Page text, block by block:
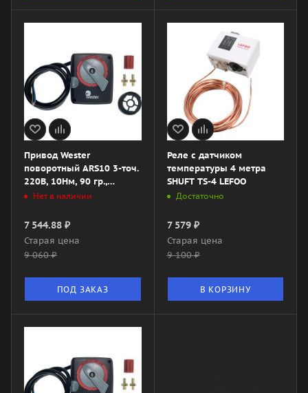
Привод Wester
поворотный ARS10 3-точ.
220В, 10Нм, 90 гр.,
120сек.
Нет в наличии
7 544.88 ₽
Старая цена
9 060₽
ПОД ЗАКАЗ
Реле с датчиком
температуры 4 метра
SHUFT TS-4 LEFOO
Достаточно
7 579₽
Старая цена
9 100₽
В КОРЗИНУ